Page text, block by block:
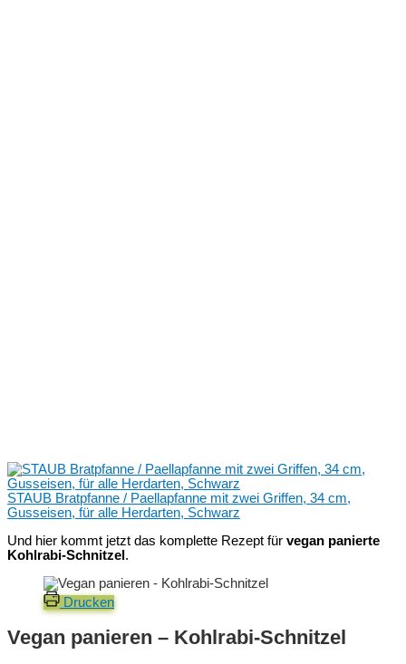
STAUB Bratpfanne / Paellapfanne mit zwei Griffen, 34 cm,
Gusseisen, für alle Herdarten, Schwarz
Und hier kommt jetzt das komplette Rezept für vegan panierte
Kohlrabi-Schnitzel .
Drucken
Vegan panieren – Kohlrabi-Schnitzel